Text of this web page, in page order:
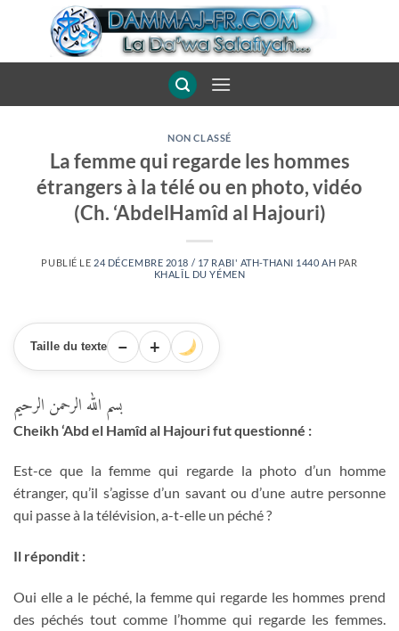
NON CLASSÉ
La femme qui regarde les hommes
étrangers à la télé ou en photo, vidéo
(Ch. ‘AbdelHamîd al Hajouri)
PUBLIÉ LE 24 DÉCEMBRE 2018 / 17 RABI' ATH-THANI 1440 AH PAR
KHALÎL DU YÉMEN
Taille du texte − +
بسم الله الرحمن الرحيم
Cheikh ‘Abd el Hamîd al Hajouri fut questionné :
Est-ce que la femme qui regarde la photo d’un homme
étranger, qu’il s’agisse d’un savant ou d’une autre personne
qui passe à la télévision, a-t-elle un péché ?
Il répondit :
Oui elle a le péché, la femme qui regarde les hommes prend
des péchés tout comme l’homme qui regarde les femmes.